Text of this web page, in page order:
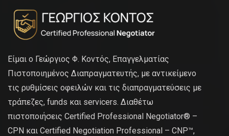
Είμαι ο Γεώργιος Φ. Κοντός, Επαγγελματίας
Πιστοποιημένος Διαπραγματευτής, με αντικείμενο
τις ρυθμίσεις οφειλών και τις διαπραγματεύσεις με
τράπεζες, funds και servicers. Διαθέτω
πιστοποιήσεις Certified Professional Negotiator® –
CPN και Certified Negotiation Professional – CNP™,